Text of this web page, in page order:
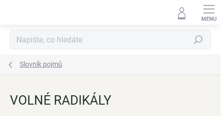
Hledat
Slovník pojmů
VOLNÉ RADIKÁLY